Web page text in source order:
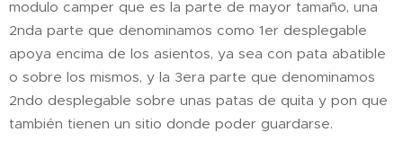
modulo camper que es la parte de mayor tamaño, una
2nda parte que denominamos como 1er desplegable
apoya encima de los asientos, ya sea con pata abatible
o sobre los mismos, y la 3era parte que denominamos
2ndo desplegable sobre unas patas de quita y pon que
también tienen un sitio donde poder guardarse.